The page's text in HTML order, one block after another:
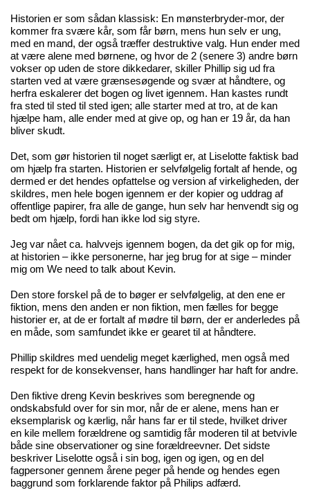
Historien er som sådan klassisk: En mønsterbryder-mor, der
kommer fra svære kår, som får børn, mens hun selv er ung,
med en mand, der også træffer destruktive valg. Hun ender med
at være alene med børnene, og hvor de 2 (senere 3) andre børn
vokser op uden de store dikkedarer, skiller Phillip sig ud fra
starten ved at være grænsesøgende og svær at håndtere, og
herfra eskalerer det bogen og livet igennem. Han kastes rundt
fra sted til sted til sted igen; alle starter med at tro, at de kan
hjælpe ham, alle ender med at give op, og han er 19 år, da han
bliver skudt.
Det, som gør historien til noget særligt er, at Liselotte faktisk bad
om hjælp fra starten. Historien er selvfølgelig fortalt af hende, og
dermed er det hendes opfattelse og version af virkeligheden, der
skildres, men hele bogen igennem er der kopier og uddrag af
offentlige papirer, fra alle de gange, hun selv har henvendt sig og
bedt om hjælp, fordi han ikke lod sig styre.
Jeg var nået ca. halvvejs igennem bogen, da det gik op for mig,
at historien – ikke personerne, har jeg brug for at sige – minder
mig om We need to talk about Kevin.
Den store forskel på de to bøger er selvfølgelig, at den ene er
fiktion, mens den anden er non fiktion, men fælles for begge
historier er, at de er fortalt af mødre til børn, der er anderledes på
en måde, som samfundet ikke er gearet til at håndtere.
Phillip skildres med uendelig meget kærlighed, men også med
respekt for de konsekvenser, hans handlinger har haft for andre.
Den fiktive dreng Kevin beskrives som beregnende og
ondskabsfuld over for sin mor, når de er alene, mens han er
eksemplarisk og kærlig, når hans far er til stede, hvilket driver
en kile mellem forældrene og samtidig får moderen til at betvivle
både sine observationer og sine forældreevner. Det sidste
beskriver Liselotte også i sin bog, igen og igen, og en del
fagpersoner gennem årene peger på hende og hendes egen
baggrund som forklarende faktor på Philips adfærd.